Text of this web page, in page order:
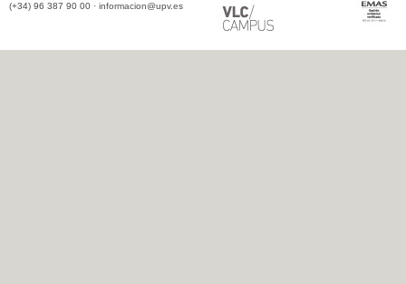
(+34) 96 387 90 00 · informacion@upv.es